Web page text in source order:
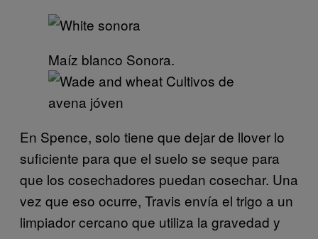
Maíz blanco Sonora.
Cultivos de
avena jóven
En Spence, solo tiene que dejar de llover lo
suficiente para que el suelo se seque para
que los cosechadores puedan cosechar. Una
vez que eso ocurre, Travis envía el trigo a un
limpiador cercano que utiliza la gravedad y